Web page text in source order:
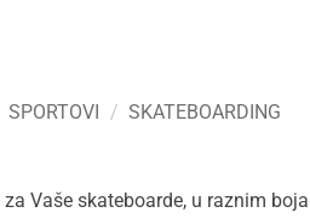
SPORTOVI / SKATEBOARDING
za Vaše skateboarde, u raznim